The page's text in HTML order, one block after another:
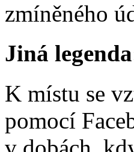
zmíněného
Jiná
K místu se
pomocí